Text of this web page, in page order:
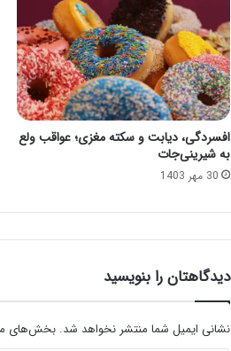
افسردگی، دیابت و سکته مغزی؛ عواقب ولع
به شیرینی‌جات
30 مهر 1403
دیدگاهتان را بنویسید
نشانی ایمیل شما منتشر نخواهد شد. بخش‌های